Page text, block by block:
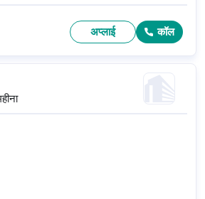
अप्लाई कॉल